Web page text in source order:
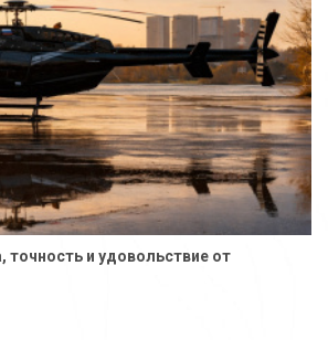
точность и удовольствие от